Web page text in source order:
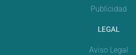
Publicidad
LEGAL
Aviso Legal